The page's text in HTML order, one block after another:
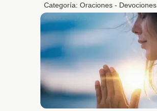
Categoría: Oraciones - Devociones